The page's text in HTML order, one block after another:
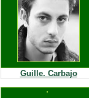
Guille. Carbajo